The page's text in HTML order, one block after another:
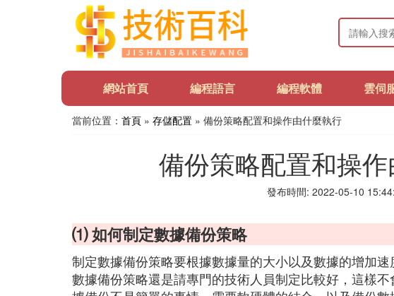
網站首頁 編程語言 編程軟體 雲伺
當前位置： 首頁 » 存儲配置 » 備份策略配置和操作由什麼執行
備份策略配置和操
發布時間: 2022-05-10
⑴ 如何制定數據備份策略
制定數據備份策略要根據數據量的大小以及數據的增加
數據備份策略還是請專門的技術人員制定比較好，這樣